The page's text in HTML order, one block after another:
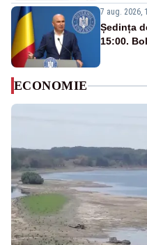
7 aug. 2026,
Ședința
15:00.
ECONOMIE